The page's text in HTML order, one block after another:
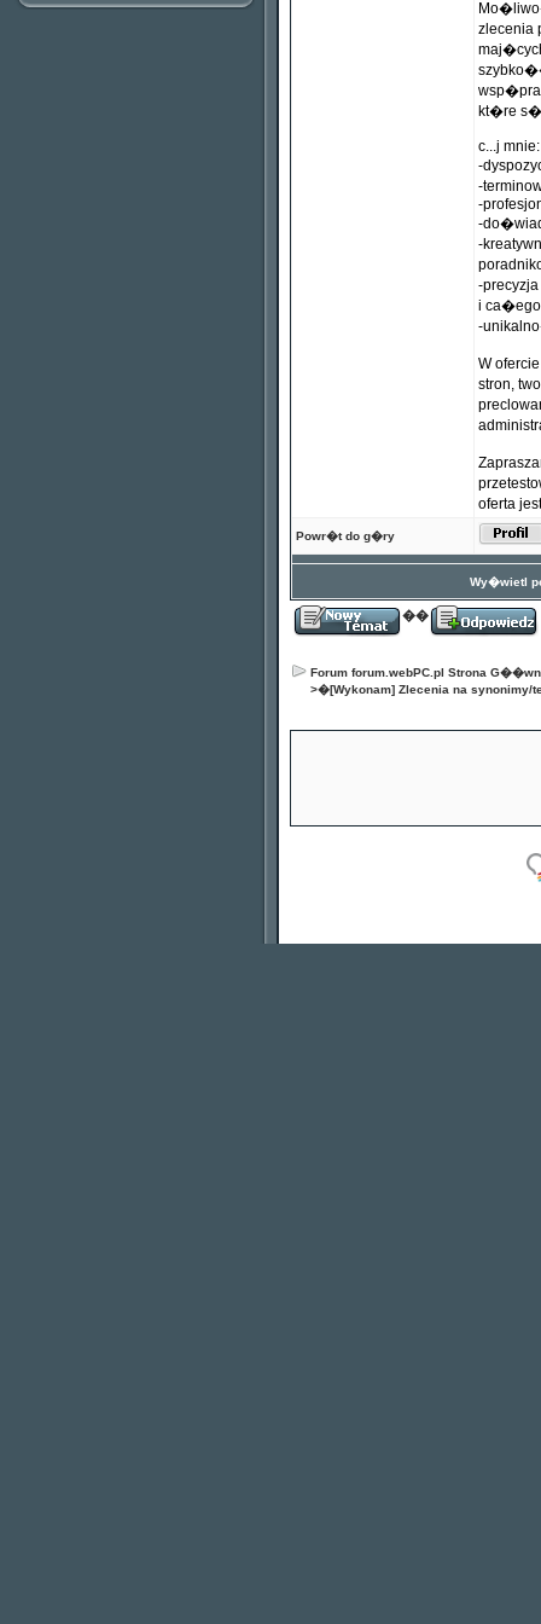
zlecenia
kt�re s�
c...j mnie:
-
-
-
-
-
-
i ca�ego
-
W
stron,
oferta
Powr�t do g�ry
Wy�wietl
��
Forum forum.webPC.pl Strona
>�[Wykonam] Zlecenia na synonimy/